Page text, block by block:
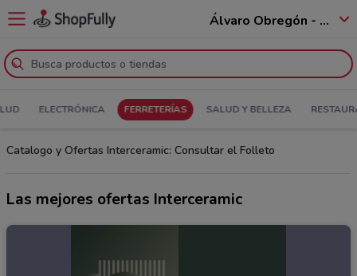
Álvaro Obregón - 01520
ELECTRÓNICA FERRETERÍAS SALUD Y BELLEZA
Catalogo y Ofertas Interceramic: Consultar el Folleto
Las mejores ofertas Interceramic